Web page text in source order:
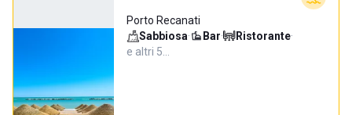
Porto Recanati
Sabbiosa· Bar· Ristorante·
e altri 5…